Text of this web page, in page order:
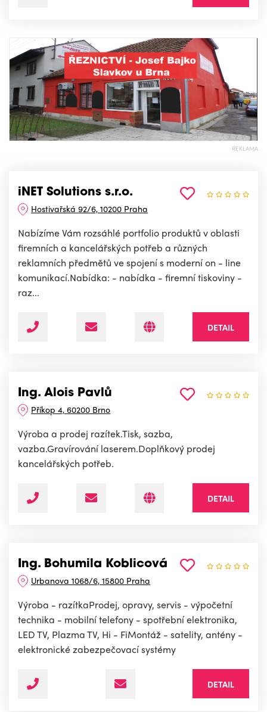
REKLAMA
iNET Solutions s.r.o.
Hostivařská 92/6, 10200 Praha
Nabízíme Vám rozsáhlé portfolio produktů v oblasti
firemních a kancelářských potřeb a různých
reklamních předmětů ve spojení s moderní on - line
komunikací.Nabídka: - nabídka - firemní tiskoviny -
raz...
DETAIL
Ing. Alois Pavlů
Příkop 4, 60200 Brno
Výroba a prodej razítek.Tisk, sazba,
vazba.Gravírování laserem.Doplňkový prodej
kancelářských potřeb.
DETAIL
Ing. Bohumila Koblicová
Urbanova 1068/6, 15800 Praha
Výroba - razítkaProdej, opravy, servis - výpočetní
technika - mobilní telefony - spotřební elektronika,
LED TV, Plazma TV, Hi - FiMontáž - satelity, antény -
elektronické zabezpečovací systémy
DETAIL